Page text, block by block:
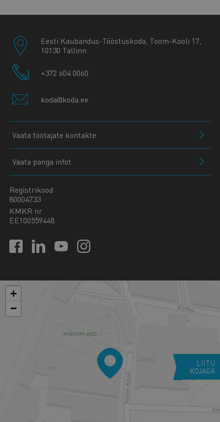
Eesti Kaubandus-Tööstuskoda, Toom-Kooli 17,
10130 Tallinn
+372 604 0060
koda@koda.ee
Vaata töötajate kontakte
Vaata panga infot
Registrikood
80004733
KMKR nr
EE100559448
+
−
LIITU
KOJAGA